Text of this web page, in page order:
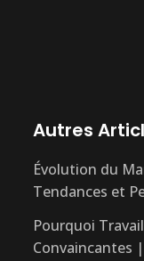
Autres
Évolution du
Tendances et
Pourquoi
Convaincantes